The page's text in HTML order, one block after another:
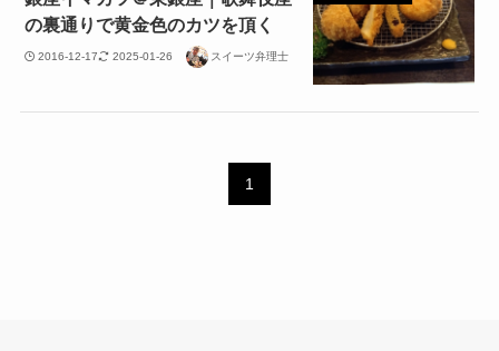
の裏通りで黄金色のカツを頂く
2016-12-17 2025-01-26 スイーツ弁理士
1